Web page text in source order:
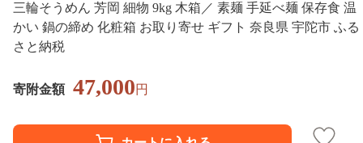
三輪そうめん 芳岡 細物 9kg 木箱／ 素麺 手延べ麺 保存食 温
かい 鍋の締め 化粧箱 お取り寄せ ギフト 奈良県 宇陀市 ふる
さと納税
寄附金額 47,000円